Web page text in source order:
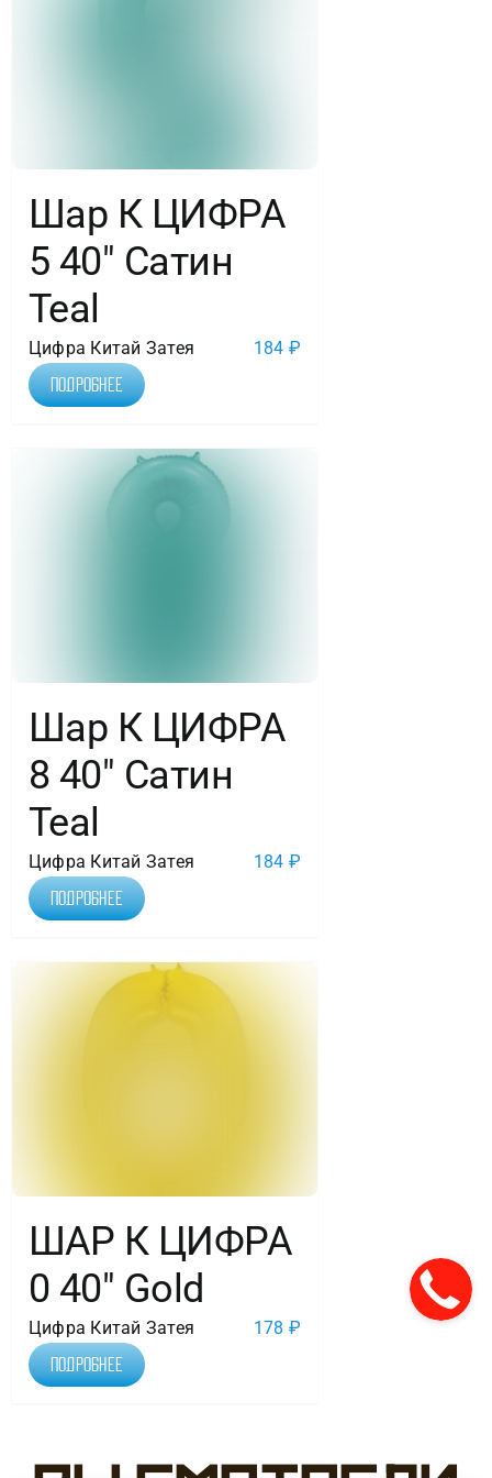
Шар К ЦИФРА
5 40″ Сатин
Teal
Цифра Китай Затея 184 ₽
Подробнее
Шар К ЦИФРА
8 40″ Сатин
Teal
Цифра Китай Затея 184 ₽
Подробнее
ШАР К ЦИФРА
0 40″ Gold
Цифра Китай Затея 178 ₽
Подробнее